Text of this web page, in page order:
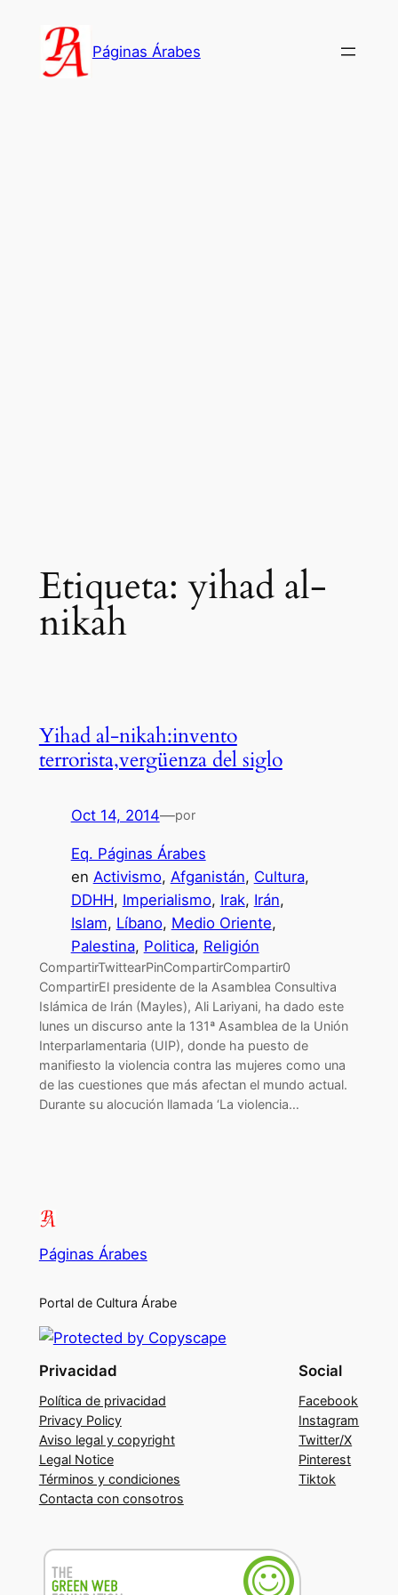
contenido
Páginas Árabes
Etiqueta:yihad al-
nikah
Yihad al-nikah:invento
terrorista,vergüenza del siglo
Oct 14, 2014—por
Eq. Páginas Árabes
en Activismo, Afganistán, Cultura
DDHH, Imperialismo, Irak, Irán
Islam, Líbano, Medio Oriente
Palestina, Politica, Religión
CompartirTwittearPinCompartirCompartir0
CompartirEl presidente de la Asamblea Consultiva
Islámica de Irán (Mayles), Ali Lariyani, ha dado este
lunes un discurso ante la 131ª Asamblea de la Unión
Interparlamentaria (UIP), donde ha puesto de
manifiesto la violencia contra las mujeres como una
de las cuestiones que más afectan el mundo actual.
Durante su alocución llamada ‘La violencia…
Páginas Árabes
Portal de Cultura Árabe
Privacidad
Política de privacidad
Privacy Policy
Aviso legal y copyright
Legal Notice
Términos y condiciones
Contacta con consotros
Social
Facebook
Instagram
Twitter/X
Pinterest
Tiktok